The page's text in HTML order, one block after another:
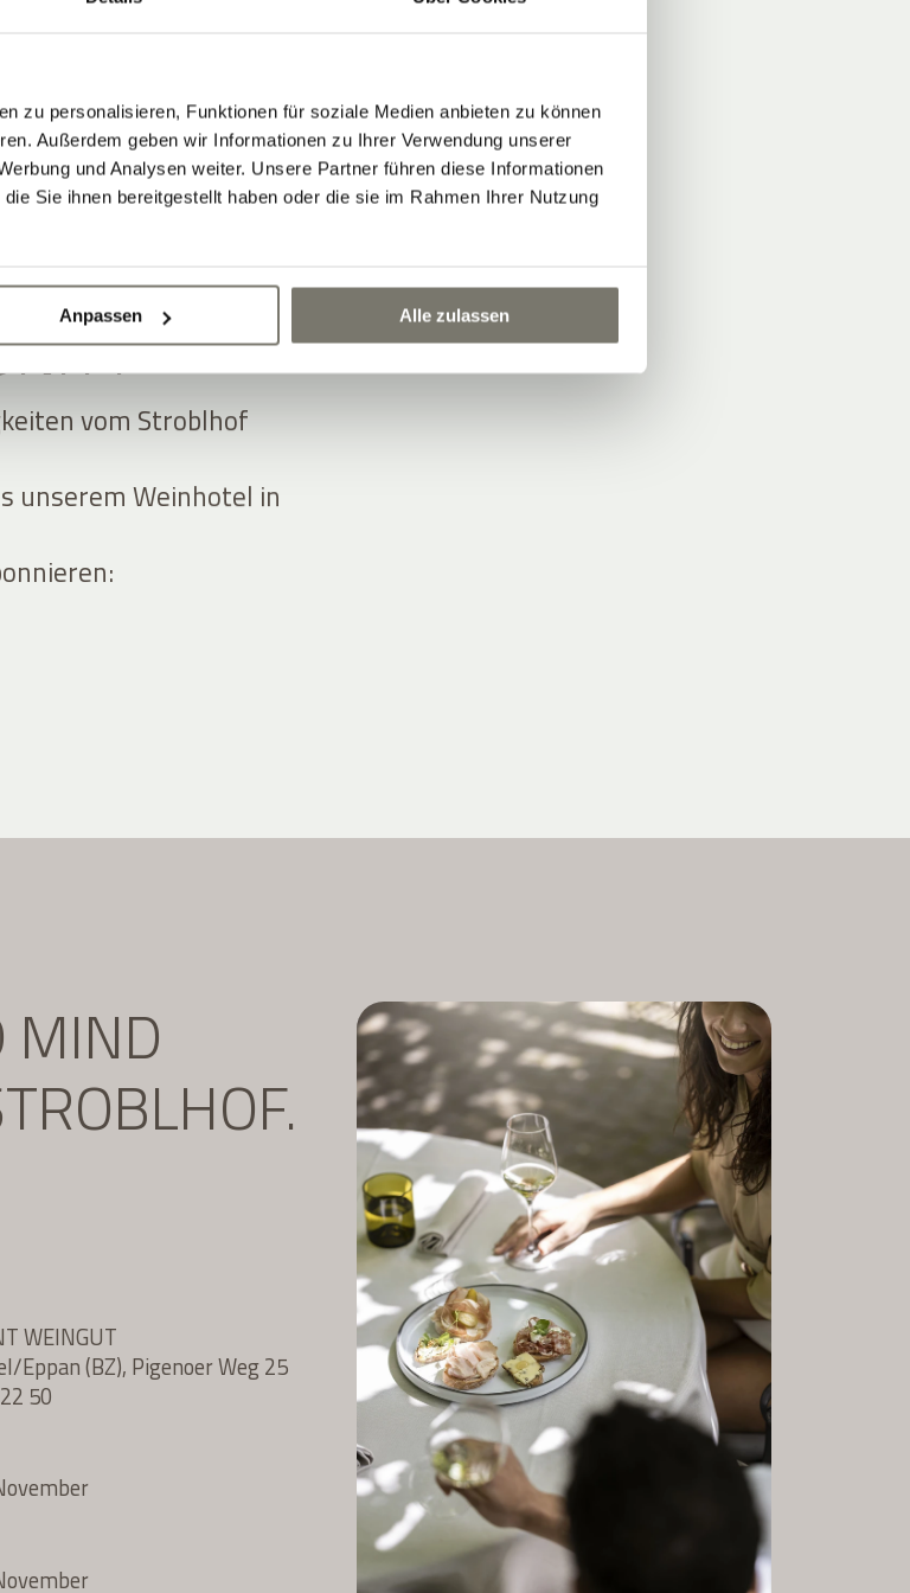
zu personalisieren, Funktionen für soziale Medien anbieten zu können
Außerdem geben wir Informationen zu Ihrer Verwendung unserer
und Analysen weiter. Unsere Partner führen diese Informationen
Sie ihnen bereitgestellt haben oder die sie im Rahmen Ihrer Nutzung
Anpassen Alle zulassen
vom Stroblhof
unserem Weinhotel in
MIND
WEINGUT
(BZ), Pigenoer Weg 25
50